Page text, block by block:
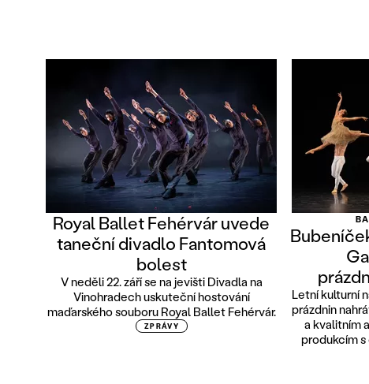
Royal Ballet Fehérvár uvede
taneční divadlo Fantomová
bolest
V neděli 22. září se na jevišti Divadla na
Vinohradech uskuteční hostování
maďarského souboru Royal Ballet Fehérvár.
ZPRÁVY
Letní kulturní
prázdnin
a kvalitním
produkcím